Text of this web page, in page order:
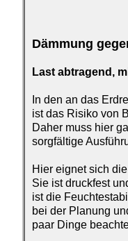
Dämmung
Last abtragend,
In den an das
ist das Risiko von
Daher muss hier
sorgfältige
Hier eignet sich
Sie ist druckfest
ist die
bei der Planung
paar Dinge